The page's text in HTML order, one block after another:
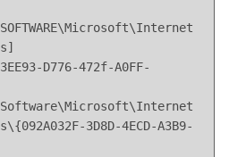
D776-472f-A0FF-
3D8D-4ECD-A3B9-